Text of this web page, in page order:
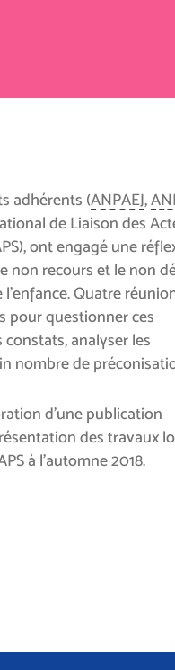
adhérents (ANPAEJ,
de Liaison des
ont engagé une
non recours et le non
Quatre
pour questionner ces
analyser les
nombre de
d’une publication
des travaux
à l’automne 2018.